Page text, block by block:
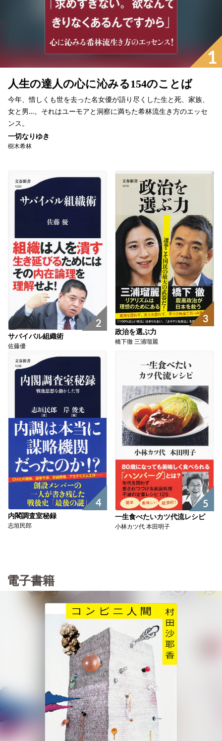
1
人生の達人の心に沁みる154のことば
今年、惜しくも世を去った名女優が語り尽くした生と死、家族、
女と男…。それはユーモアと洞察に満ちた希林流生き方のエッセ
ンス。
一切なりゆき
樹木希林
2
サバイバル組織術
佐藤優
3
政治を選ぶ力
橋下徹 三浦瑠麗
4
内閣調査室秘録
志垣民郎
5
一生食べたいカツ代流レシピ
小林カツ代 本田明子
電子書籍